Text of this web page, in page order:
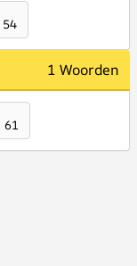
54
1 Woorden
61